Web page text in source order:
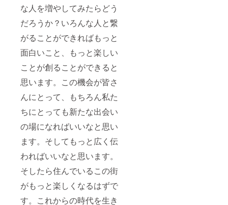
な人を増やしてみたらどう
だろうか？いろんな人と繋
がることができればもっと
面白いこと、もっと楽しい
ことが創ることができると
思います。この機会が皆さ
んにとって、もちろん私た
ちにとっても新たな出会い
の場になればいいなと思い
ます。そしてもっと広く伝
わればいいなと思います。
そしたら住んでいるこの街
がもっと楽しくなるはずで
す。これからの時代を生き